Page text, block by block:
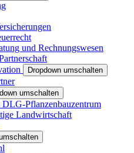
und Rechnungswesen
Dropdown umschalten
umschalten
DLG-Pflanzenbauzentrum
Landwirtschaft